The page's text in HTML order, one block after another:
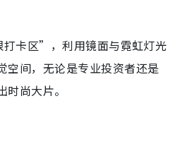
卡区”，利用镜面与霓虹灯光
空间，无论是专业投资者还是
尚大片。